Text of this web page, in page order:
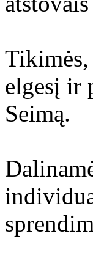
elgesį ir
Seimą.